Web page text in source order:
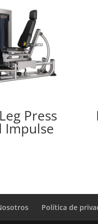
Press
Impulse
Política de